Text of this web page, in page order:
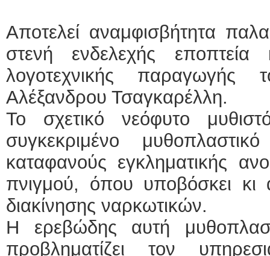
Αποτελεί αναμφισβήτητα
στενή ενδελεχής
λογοτεχνικής παραγωγής
Αλέξανδρου Τσαγκαρέλλη.
Το σχετικό νεόφυτο
συγκεκριμένο
καταφανούς εγκληματικής
πνιγμού, όπου υποβόσκει κι
διακίνησης ναρκωτικών.
Η ερεβώδης αυτή
προβληματίζει τον